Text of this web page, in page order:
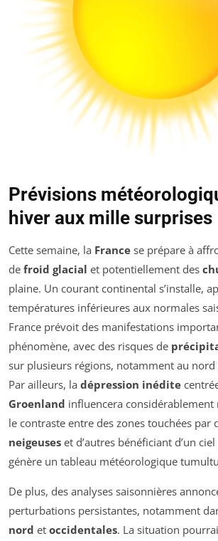
Prévisions
hiver aux mille surprises
Cette semaine, la France se prépare à
de froid glacial et potentiellement des
plaine. Un courant continental s’installe,
températures inférieures aux normales
France prévoit des manifestations
phénomène, avec des risques de
sur plusieurs régions, notamment au nord
Par ailleurs, la dépression inédite
Groenland influencera considérablement
le contraste entre des zones touchées par
neigeuses et d’autres bénéficiant d’un
génère un tableau météorologique
De plus, des analyses saisonnières
perturbations persistantes, notamment
nord et occidentales. La situation